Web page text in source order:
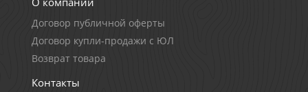
Договор публичной оферты
Договор купли-продажи с ЮЛ
Возврат товара
Контакты